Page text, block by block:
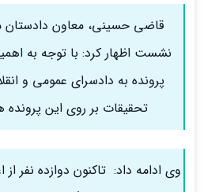
قاضی حسینی، معاون دادستان
نشست اظهار کرد: با توجه به
پرونده به دادسرای عمومی و
تحقیقات بر روی این پرونده
وی ادامه داد: تاکنون دوازده نفر